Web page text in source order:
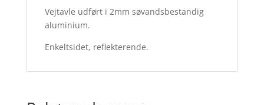
Vejtavle udført i 2mm søvandsbestandig
aluminium.
Enkeltsidet, reflekterende.